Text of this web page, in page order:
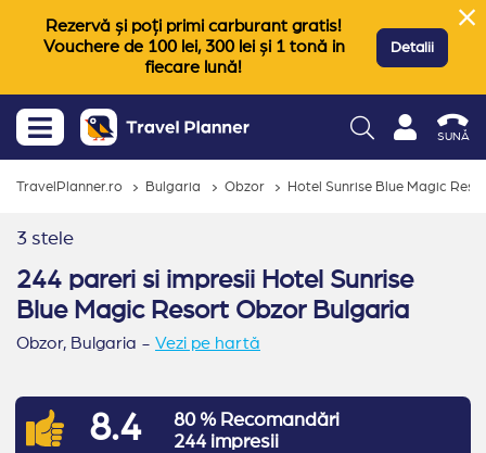
Rezervă și poți primi carburant gratis!
Vouchere de 100 lei, 300 lei și 1 tonă in
fiecare lună!
Detalii
SUNĂ
TravelPlanner.ro Bulgaria Obzor Hotel Sunrise Blue Magic
3 stele
244 pareri si impresii Hotel Sunrise
Blue Magic Resort Obzor Bulgaria
Obzor, Bulgaria - Vezi pe hartă
8.4
80 % Recomandări
244 impresii